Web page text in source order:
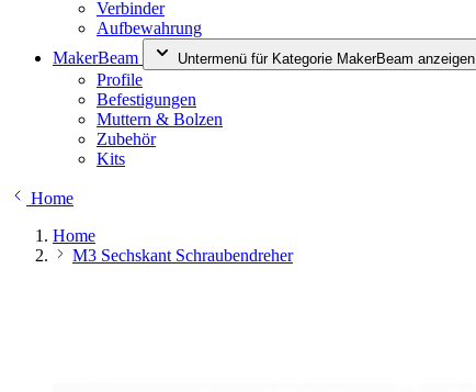
Verbinder
Aufbewahrung
MakerBeam
Untermenü für Kategorie MakerBeam anzeigen
Profile
Befestigungen
Muttern & Bolzen
Zubehör
Kits
Home
Home
M3 Sechskant Schraubendreher